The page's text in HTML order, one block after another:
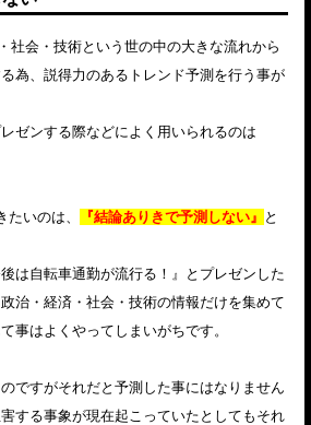
社会・技術という世の中の大きな流れから
為、説得力のあるトレンド予測を行う事が
ゼンする際などによく用いられるのは
いのは、 『結論ありきで予測しない』 と
は自転車通勤が流行る！』とプレゼンした
治・経済・社会・技術の情報だけを集めて
事はよくやってしまいがちです。
ですがそれだと予測した事にはなりません
する事象が現在起こっていたとしてもそれ